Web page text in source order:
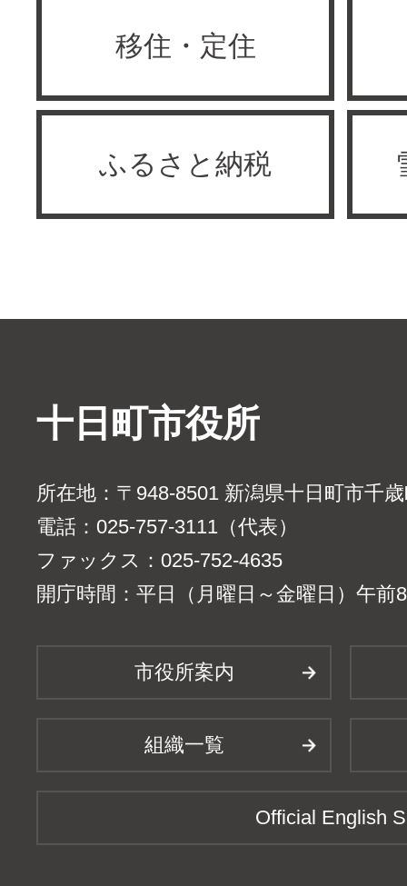
移住・定住
ふるさと納税
十日町市役所
所在地：〒948-8501 新潟県十日町市千
電話：025-757-3111（代表）
ファックス：025-752-4635
開庁時間：平日（月曜日～金曜日）午前
市役所案内
組織一覧
Official English